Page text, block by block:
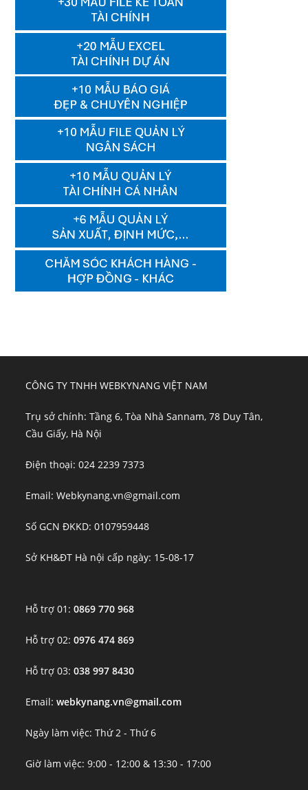
CÔNG TY TNHH WEBKYNANG VIỆT NAM
Trụ sở chính: Tầng 6, Tòa Nhà Sannam, 78 Duy Tân,
Cầu Giấy, Hà Nội
Điện thoại: 024 2239 7373
Email: Webkynang.vn@gmail.com
Số GCN ĐKKD: 0107959448
Sở KH&ĐT Hà nội cấp ngày: 15-08-17
Hỗ trợ 01:0869 770 968
Hỗ trợ 02:0976 474 869
Hỗ trợ 03:038 997 8430
Email:webkynang.vn@gmail.com
Ngày làm việc: Thứ 2 - Thứ 6
Giờ làm việc: 9:00 - 12:00 & 13:30 - 17:00